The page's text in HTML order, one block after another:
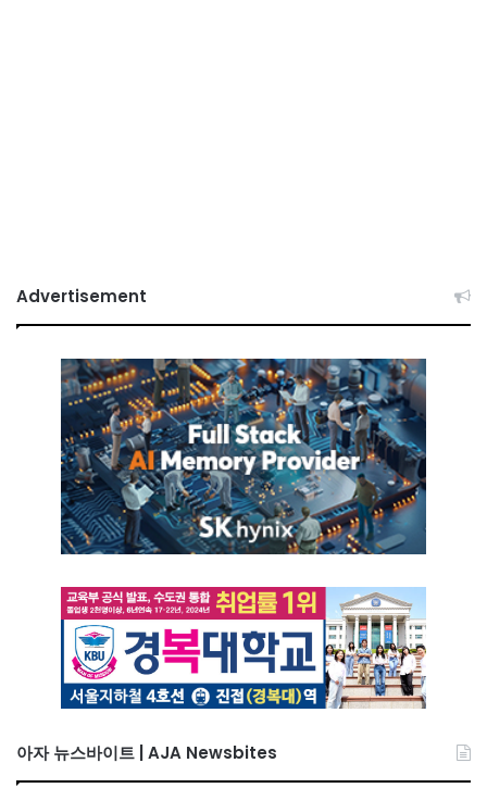
Advertisement
아자 뉴스바이트 | AJA Newsbites